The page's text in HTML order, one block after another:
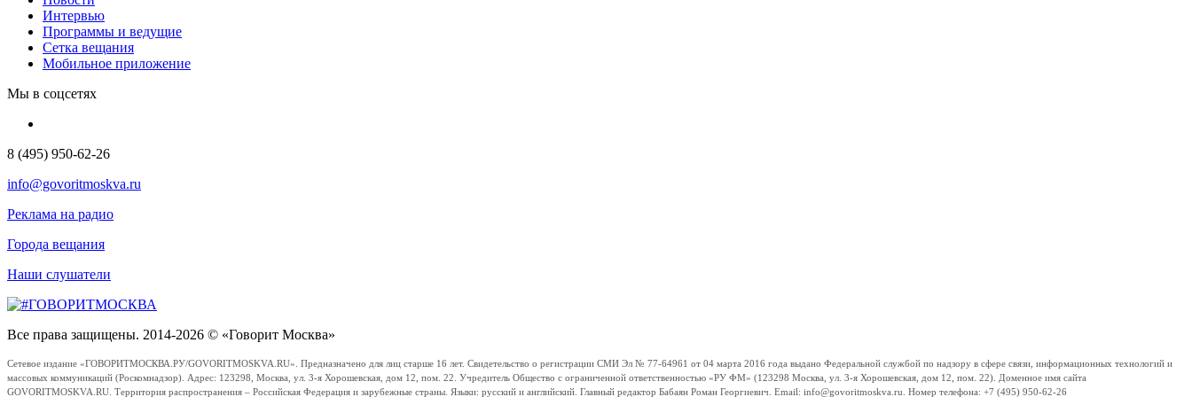
Интервью
Программы и ведущие
Сетка вещания
Мобильное приложение
Мы в соцсетях
8 (495) 950-62-26
info@govoritmoskva.ru
Реклама на радио
Города вещания
Наши слушатели
Все права защищены. 2014-2026 © «Говорит Москва»
Сетевое издание «ГОВОРИТМОСКВА.РУ/GOVORITMOSKVA.RU». Предназначено для лиц старше 16 лет. Свидетельство о регистрации СМИ Эл № 77-64961 от 04 марта 2016 года выдано Федеральной службой по надзору в сфере связи, информационных технологий и
массовых коммуникаций (Роскомнадзор). Адрес: 123298, Москва, ул. 3-я Хорошевская, дом 12, пом. 22. Учредитель Общество с ограниченной ответственностью «РУ ФМ» (123298 Москва, ул. 3-я Хорошевская, дом 12, пом. 22). Доменное имя сайта
GOVORITMOSKVA.RU. Территория распространения – Российская Федерация и зарубежные страны. Языки: русский и английский. Главный редактор Бабаян Роман Георгиевич. Email: info@govoritmoskva.ru. Номер телефона: +7 (495) 950-62-26